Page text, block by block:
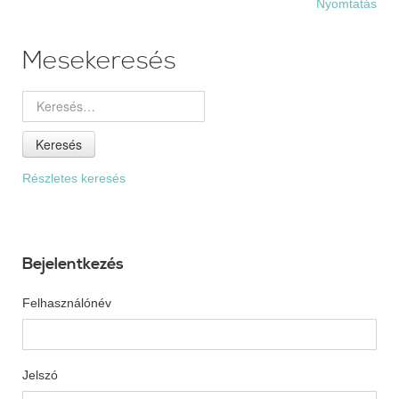
Nyomtatás
Mesekeresés
Keresés
Részletes keresés
Bejelentkezés
Felhasználónév
Jelszó